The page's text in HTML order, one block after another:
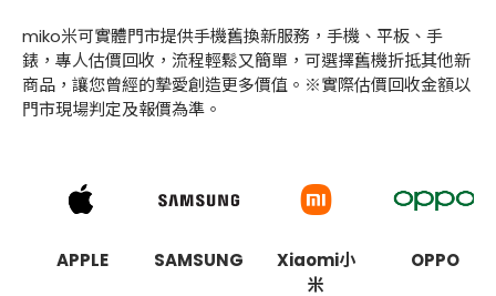
miko米可實體門市提供手機舊換新服務，手機、平板、手
錶，專人估價回收，流程輕鬆又簡單，可選擇舊機折抵其他新
商品，讓您曾經的摯愛創造更多價值。※實際估價回收金額以
門市現場判定及報價為準。
APPLE SAMSUNG
Xiaomi小
米
OPPO